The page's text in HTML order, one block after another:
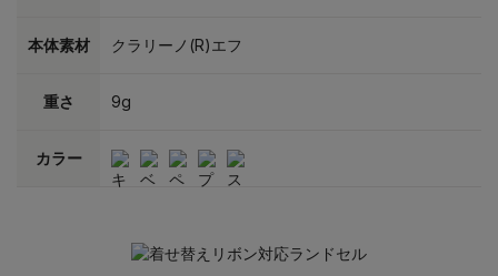
本体素材 クラリーノ(R)エフ
重さ 9g
カラー